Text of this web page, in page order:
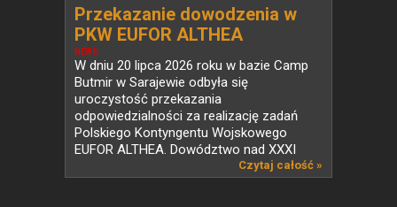
NEWS
Przekazanie dowodzenia w
PKW EUFOR ALTHEA
W dniu 20 lipca 2026 roku w bazie Camp
Butmir w Sarajewie odbyła się
uroczystość przekazania
odpowiedzialności za realizację zadań
Polskiego Kontyngentu Wojskowego
EUFOR ALTHEA. Dowództwo nad XXXI
Czytaj całość »